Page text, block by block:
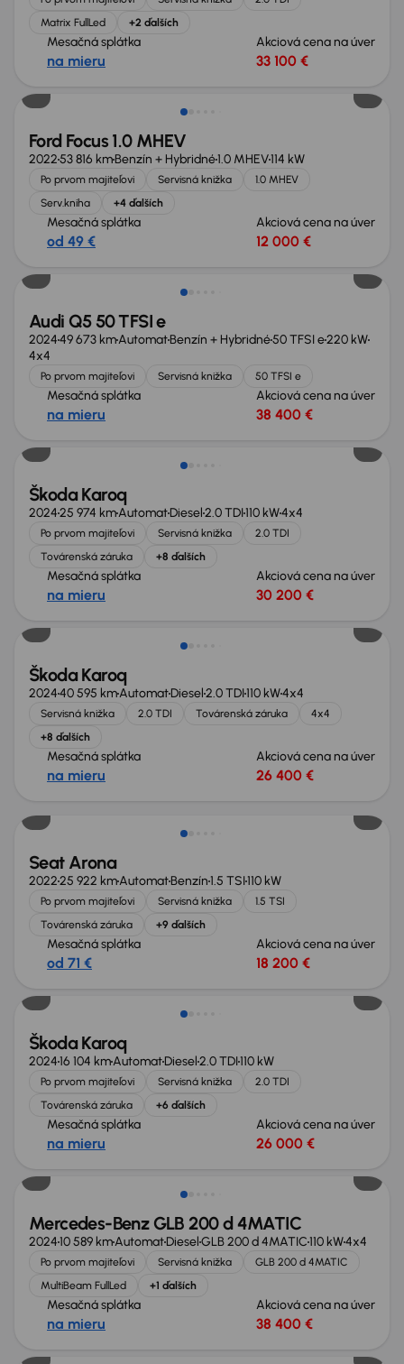
Matrix FullLed
+2 ďalších
Mesačná splátka
na mieru
Akciová cena na úver
33 100 €
Ford Focus 1.0 MHEV
202253 816 kmBenzín + Hybridné1.0 MHEV114 kW
Po prvom majiteľovi Servisná knižka
1.0 MHEV
Serv.kniha
+4 ďalších
Mesačná splátka
od 49 €
Akciová cena na úver
12 000 €
Možnosť odpočtu DPH
Audi Q5 50 TFSI e
202449 673 kmAutomatBenzín + Hybridné50 TFSI e220 kW
4x4
Po prvom majiteľovi Servisná knižka 50 TFSI e
Mesačná splátka
na mieru
Akciová cena na úver
38 400 €
Zlacnené o 3 100 €
Škoda Karoq
202425 974 kmAutomatDiesel2.0 TDI110 kW4x4
Po prvom majiteľovi Servisná knižka
2.0 TDI
Továrenská záruka
+8 ďalších
Mesačná splátka
na mieru
Akciová cena na úver
30 200 €
Zlacnené o 2 000 €
Škoda Karoq
202440 595 kmAutomatDiesel2.0 TDI110 kW4x4
Servisná knižka 2.0 TDI Továrenská záruka
4x4
+8 ďalších
Mesačná splátka
na mieru
Akciová cena na úver
26 400 €
Seat Arona
202225 922 kmAutomatBenzín1.5 TSI110 kW
Po prvom majiteľovi Servisná knižka
1.5 TSI
Továrenská záruka
+9 ďalších
Mesačná splátka
od 71 €
Akciová cena na úver
18 200 €
Zlacnené o 2 400 €
Škoda Karoq
202416 104 kmAutomatDiesel2.0 TDI110 kW
Po prvom majiteľovi Servisná knižka
2.0 TDI
Továrenská záruka
+6 ďalších
Mesačná splátka
na mieru
Akciová cena na úver
26 000 €
Zlacnené o 3 000 €
Mercedes-Benz GLB 200 d 4MATIC
202410 589 kmAutomatDieselGLB 200 d 4MATIC110 kW4x4
Po prvom majiteľovi Servisná knižka
GLB 200 d 4MATIC
MultiBeam FullLed
+1 ďalších
Mesačná splátka
na mieru
Akciová cena na úver
38 400 €
Zlacnené o 1 600 €